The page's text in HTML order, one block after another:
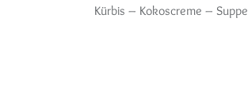
Kürbis – Kokoscreme – Suppe